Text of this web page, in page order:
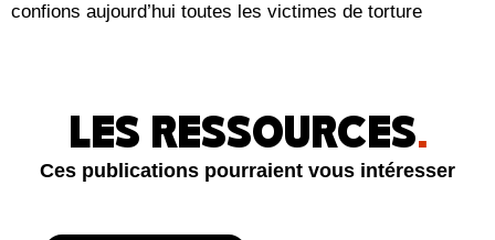
confions aujourd’hui toutes les victimes de torture
LES RESSOURCES.
Ces publications pourraient vous intéresser